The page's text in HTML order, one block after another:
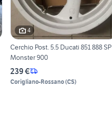
4
Cerchio Post. 5.5 Ducati 851 888 SP
Monster 900
239 €
Corigliano-Rossano(CS)